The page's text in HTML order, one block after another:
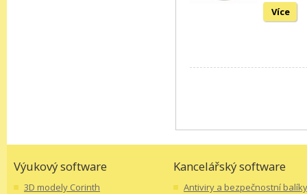
Více
Výukový software
3D modely Corinth
Kancelářský software
Antiviry a bezpečnostní balíky